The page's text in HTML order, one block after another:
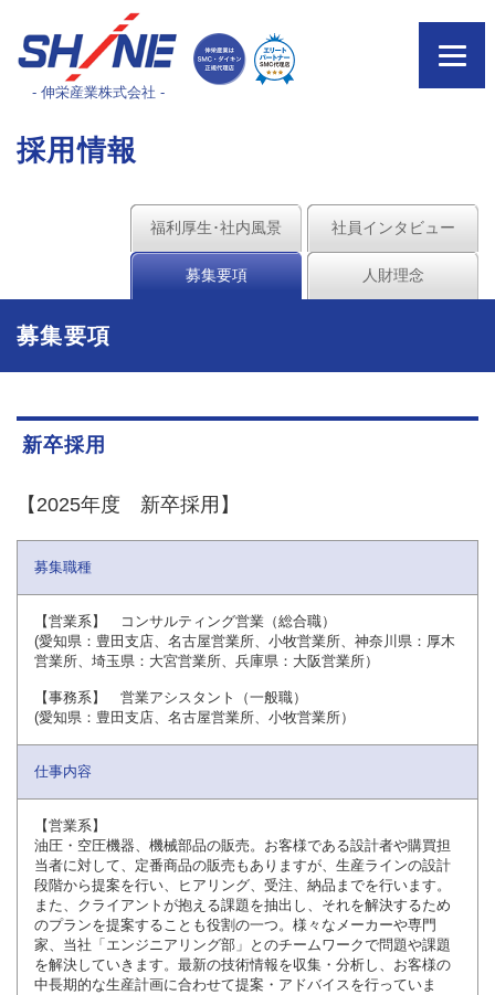
- 伸栄産業株式会社 -
採用情報
社員インタビュー
福利厚生･社内風景
人財理念
募集要項
募集要項
新卒採用
【2025年度 新卒採用】
募集職種
【営業系】 コンサルティング営業（総合職）
(愛知県：豊田支店、名古屋営業所、小牧営業所、神奈川県：厚木
営業所、埼玉県：大宮営業所、兵庫県：大阪営業所）
【事務系】 営業アシスタント（一般職）
(愛知県：豊田支店、名古屋営業所、小牧営業所）
仕事内容
【営業系】
油圧・空圧機器、機械部品の販売。お客様である設計者や購買担
当者に対して、定番商品の販売もありますが、生産ラインの設計
段階から提案を行い、ヒアリング、受注、納品までを行います。
また、クライアントが抱える課題を抽出し、それを解決するため
のプランを提案することも役割の一つ。様々なメーカーや専門
家、当社「エンジニアリング部」とのチームワークで問題や課題
を解決していきます。最新の技術情報を収集・分析し、お客様の
中長期的な生産計画に合わせて提案・アドバイスを行っていま